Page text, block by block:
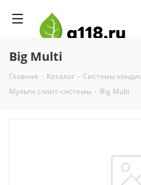
Big Multi
Главная - Каталог - Системы
Мульти сплит-системы - Big Multi